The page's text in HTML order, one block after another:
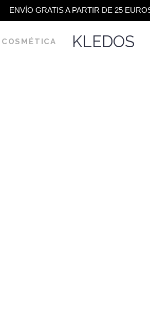
ENVÍO GRATIS A PARTIR DE 25
KLEDOS